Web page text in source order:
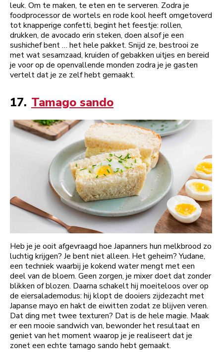
leuk. Om te maken, te eten en te serveren. Zodra je
foodprocessor de wortels en rode kool heeft omgetoverd
tot knapperige confetti, begint het feestje: rollen,
drukken, de avocado erin steken, doen alsof je een
sushichef bent … het hele pakket. Snijd ze, bestrooi ze
met wat sesamzaad, kruiden of gebakken uitjes en bereid
je voor op de openvallende monden zodra je je gasten
vertelt dat je ze zelf hebt gemaakt.
17. Tamago sando
Heb je je ooit afgevraagd hoe Japanners hun melkbrood zo
luchtig krijgen? Je bent niet alleen. Het geheim? Yudane,
een techniek waarbij je kokend water mengt met een
deel van de bloem. Geen zorgen, je mixer doet dat zonder
blikken of blozen. Daarna schakelt hij moeiteloos over op
de eiersalademodus: hij klopt de dooiers zijdezacht met
Japanse mayo en hakt de eiwitten zodat ze blijven veren.
Dat ding met twee texturen? Dat is de hele magie. Maak
er een mooie sandwich van, bewonder het resultaat en
geniet van het moment waarop je je realiseert dat je
zonet een echte tamago sando hebt gemaakt.